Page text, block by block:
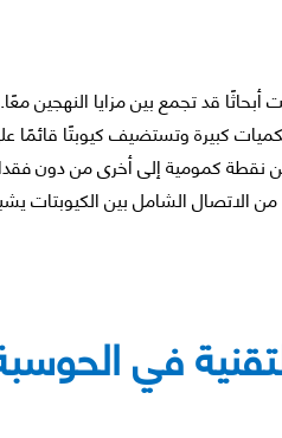
قد تجمع بين مزايا النهجين
كبيرة وتستضيف كيوبتًا قائمًا
نقطة كمومية إلى أخرى من دون
من الاتصال الشامل بين الكيوبتات
في